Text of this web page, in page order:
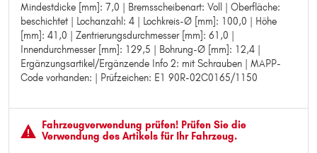
Mindestdicke [mm]: 7,0 | Bremsscheibenart: Voll | Oberfläche:
beschichtet | Lochanzahl: 4 | Lochkreis-Ø [mm]: 100,0 | Höhe
[mm]: 41,0 | Zentrierungsdurchmesser [mm]: 61,0 |
Innendurchmesser [mm]: 129,5 | Bohrung-Ø [mm]: 12,4 |
Ergänzungsartikel/Ergänzende Info 2: mit Schrauben | MAPP-
Code vorhanden: | Prüfzeichen: E1 90R-02C0165/1150
Bremsscheibendicke [mm]: 8
Mindestdicke [mm]: 7,0
Bremsscheibenart: Voll
Oberfläche: beschichtet
Lochanzahl: 4
Lochkreis-Ø [mm]: 100,0
Zentrierungsdurchmesser [mm]: 61,0
Innendurchmesser [mm]: 129,5
Bohrung-Ø [mm]: 12,4
Fahrzeugver­wendung prüfen! Prüfen Sie die
Verwendung des Artikels für Ihr Fahrzeug.